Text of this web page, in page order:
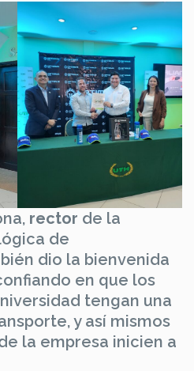
rector de la
de
dio la bienvenida
en que los
tengan una
y así mismos
la empresa inicien a